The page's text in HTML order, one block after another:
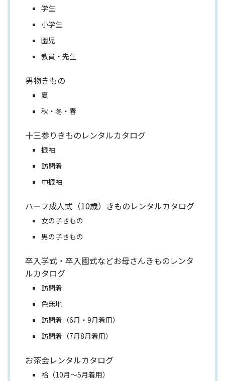
学生
小学生
園児
教員・先生
男物きもの
夏
秋・冬・春
十三参りきものレンタルカタログ
振袖
訪問着
中振袖
ハーフ成人式（10歳）きものレンタルカタログ
女の子きもの
男の子きもの
卒入学式・卒入園式などお母さんきものレンタ
ルカタログ
訪問着
色無地
訪問着（6月・9月着用）
訪問着（7月8月着用）
お茶会レンタルカタログ
袷（10月～5月着用）